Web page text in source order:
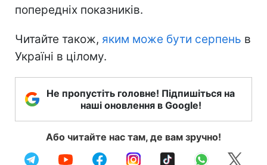
попередніх показників.
Читайте також, яким може бути серпень в
Україні в цілому.
Не пропустіть головне! Підпишіться на
наші оновлення в Google!
Або читайте нас там, де вам зручно!